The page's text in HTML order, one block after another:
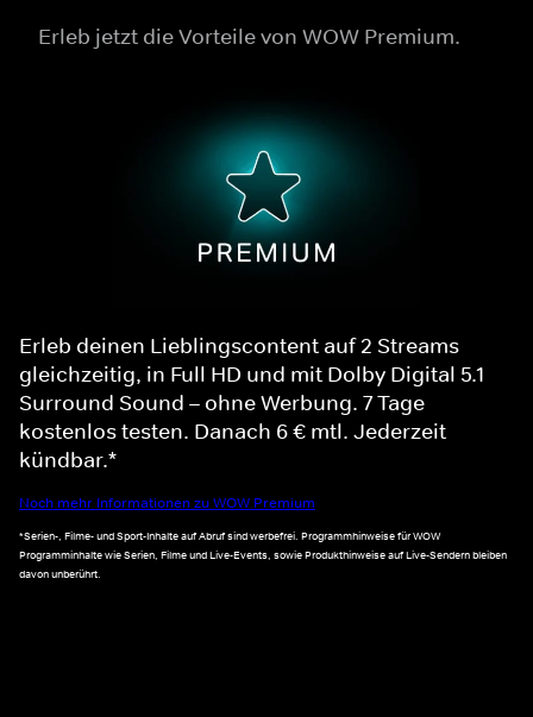
Erleb jetzt die Vorteile von WOW Premium.
Erleb deinen Lieblingscontent auf 2 Streams
gleichzeitig, in Full HD und mit Dolby Digital 5.1
Surround Sound – ohne Werbung. 7 Tage
kostenlos testen. Danach 6 € mtl. Jederzeit
kündbar.*
Noch mehr Informationen zu WOW Premium
*Serien-, Filme- und Sport-Inhalte auf Abruf sind werbefrei. Programmhinweise für WOW
Programminhalte wie Serien, Filme und Live-Events, sowie Produkthinweise auf Live-Sendern bleiben
davon unberührt.